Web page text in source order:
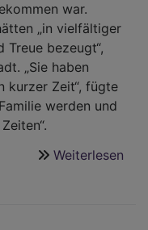
war.
„in vielfältiger
bezeugt“,
„Sie haben
kurzer Zeit“, fügte
werden und
Weiterlesen